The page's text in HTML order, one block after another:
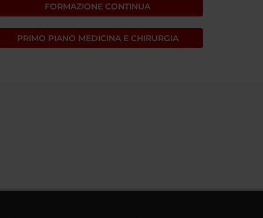
FORMAZIONE CONTINUA
PRIMO PIANO MEDICINA E CHIRURGIA